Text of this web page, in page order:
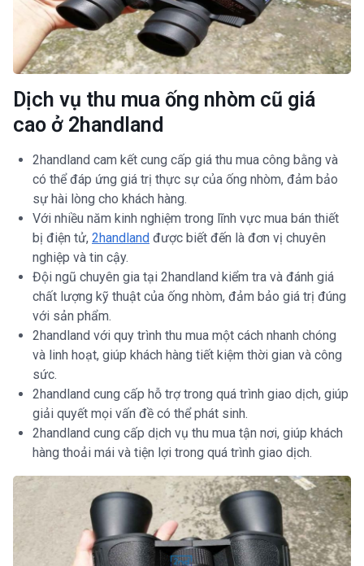
Dịch vụ thu mua ống nhòm cũ giá
cao ở 2handland
2handland cam kết cung cấp giá thu mua công bằng và
có thể đáp ứng giá trị thực sự của ống nhòm, đảm bảo
sự hài lòng cho khách hàng.
Với nhiều năm kinh nghiệm trong lĩnh vực mua bán thiết
bị điện tử, 2handland được biết đến là đơn vị chuyên
nghiệp và tin cậy.
Đội ngũ chuyên gia tại 2handland kiểm tra và đánh giá
chất lượng kỹ thuật của ống nhòm, đảm bảo giá trị đúng
với sản phẩm.
2handland với quy trình thu mua một cách nhanh chóng
và linh hoạt, giúp khách hàng tiết kiệm thời gian và công
sức.
2handland cung cấp hỗ trợ trong quá trình giao dịch, giúp
giải quyết mọi vấn đề có thể phát sinh.
2handland cung cấp dịch vụ thu mua tận nơi, giúp khách
hàng thoải mái và tiện lợi trong quá trình giao dịch.